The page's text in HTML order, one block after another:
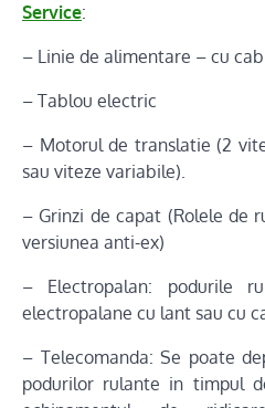
Service:
– Linie de alimentare – cu
– Tablou electric
– Motorul de translatie (2
sau viteze variabile).
– Grinzi de capat (Rolele de
versiunea anti-ex)
– Electropalan: podurile
electropalane cu lant sau cu
– Telecomanda: Se poate
podurilor rulante in timpul